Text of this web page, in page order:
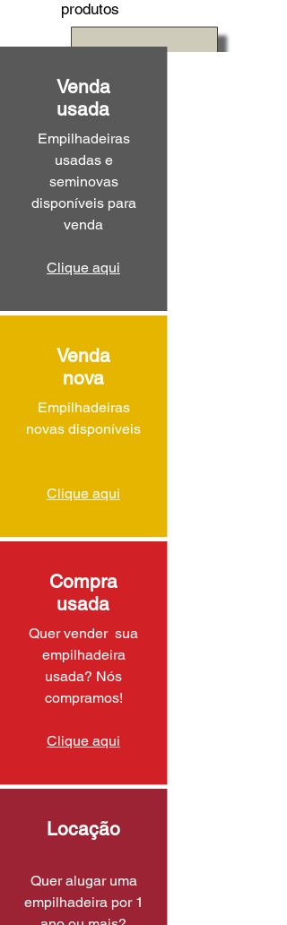
produtos
Venda
usada
Empilhadeiras
usadas e
seminovas
disponíveis para
venda
Clique aqui
Venda
nova
Empilhadeiras
novas disponíveis
Clique aqui
Compra
usada
Quer vender sua
empilhadeira
usada? Nós
compramos!
Clique aqui
Locação
Quer alugar uma
empilhadeira por 1